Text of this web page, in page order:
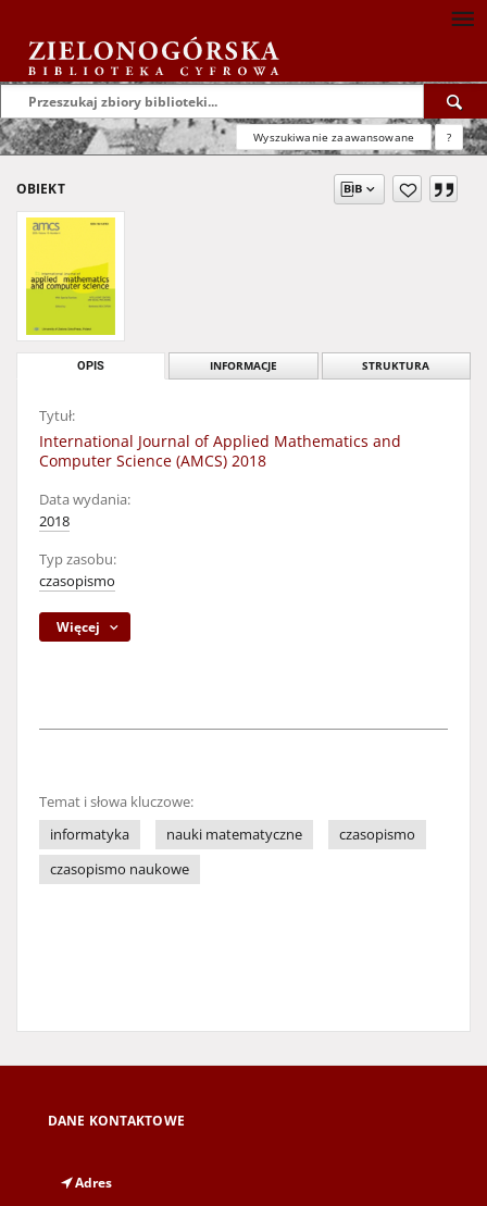
Wyszukiwanie zaawansowane ?
OBIEKT
OPIS INFORMACJE STRUKTURA
Tytuł:
International Journal of Applied Mathematics and
Computer Science (AMCS) 2018
Data wydania:
2018
Typ zasobu:
czasopismo
Więcej
Temat i słowa kluczowe:
informatyka
nauki matematyczne
czasopismo
czasopismo naukowe
DANE KONTAKTOWE
Adres